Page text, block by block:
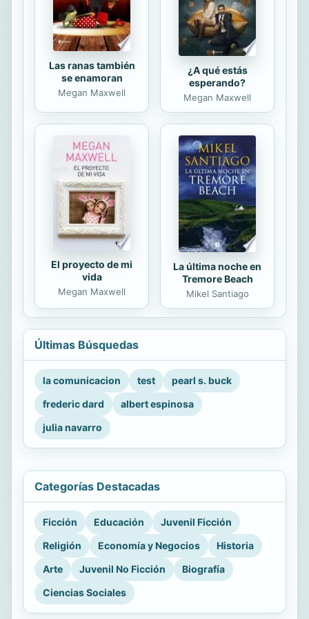
su...
Las ranas también
se enamoran
Megan Maxwell
¿A qué estás
esperando?
Megan Maxwell
El proyecto de mi
vida
Megan Maxwell
La última noche en
Tremore Beach
Mikel Santiago
Últimas Búsquedas
la comunicacion test
pearl s. buck
frederic dard
albert espinosa
julia navarro
Categorías Destacadas
Ficción Educación
Juvenil Ficción
Religión
Economía y Negocios
Historia
Arte
Juvenil No Ficción
Biografía
Ciencias Sociales